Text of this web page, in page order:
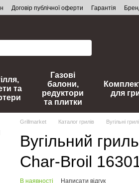
Договір публічної оферти Гарантія
та
Газові
балони,
редуктори
та плитки
для
Grillmarket Каталог грилів Вугільні грилі
Вугільний
Char-Broil
В наявності Написати відгук